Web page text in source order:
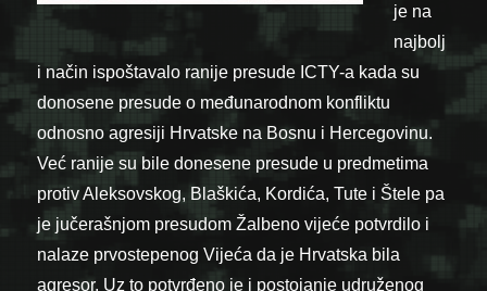
je na
najbolj
i način ispoštavalo ranije presude ICTY-a kada su
donosene presude o međunarodnom konfliktu
odnosno agresiji Hrvatske na Bosnu i Hercegovinu.
Već ranije su bile donesene presude u predmetima
protiv Aleksovskog, Blaškića, Kordića, Tute i Štele pa
je jučerašnjom presudom Žalbeno vijeće potvrdilo i
nalaze prvostepenog Vijeća da je Hrvatska bila
agresor. Uz to potvrđeno je i postojanje udruženog